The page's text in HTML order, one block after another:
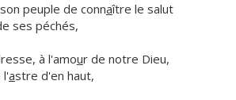
peuple de connaître le salut
ses péchés,
à l'amour de notre Dieu,
l'astre d'en haut,